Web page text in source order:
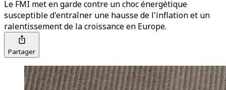
Le FMI met en garde contre un choc énergétique
susceptible d'entraîner une hausse de l'inflation et un
ralentissement de la croissance en Europe.
Partager